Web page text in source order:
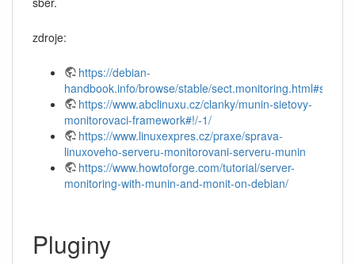
zdroje:
https://debian-
handbook.info/browse/stable/
https://www.abclinuxu.cz/clanky/munin-sietovy-
monitorovaci-framework#!/-1/
https://www.linuxexpres.cz/praxe/sprava-
linuxoveho-serveru-monitorovani-serveru-munin
https://www.howtoforge.com/tutorial/server-
monitoring-with-munin-and-monit-on-debian/
Pluginy